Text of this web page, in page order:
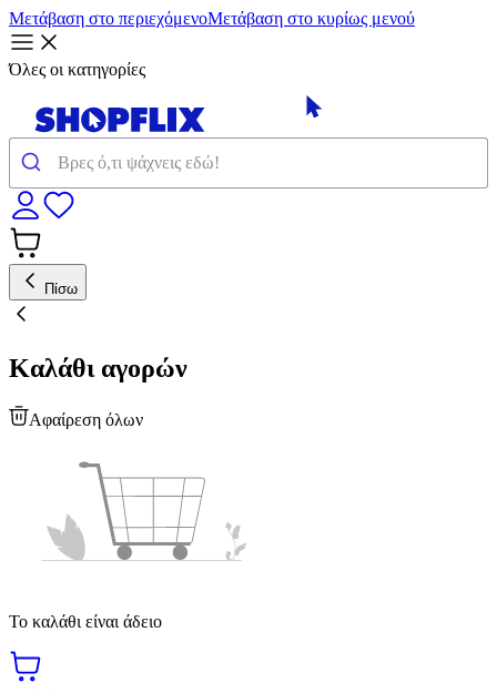
Μετάβαση στο περιεχόμενοΜετάβαση στο κυρίως μενού
Όλες οι κατηγορίες
Πίσω
Καλάθι αγορών
Αφαίρεση όλων
Το καλάθι είναι άδειο